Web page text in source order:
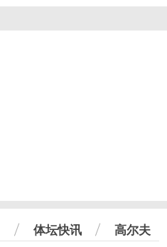
体坛快讯 高尔夫